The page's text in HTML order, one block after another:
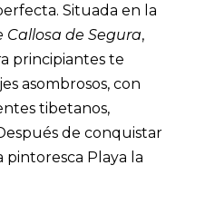
Situada en la
Callosa de Segura,
principiantes te
asombrosos, con
tibetanos,
de conquistar
pintoresca Playa la